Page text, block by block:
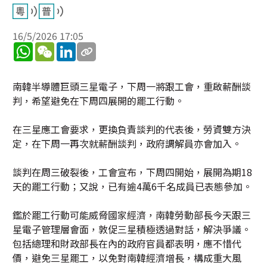
16/5/2026 17:05
WhatsApp
WeChatLinkedIn
南韓半導體巨頭三星電子，下周一將跟工會，重啟薪酬談
判，希望避免在下周四展開的罷工行動。
在三星應工會要求，更換負責談判的代表後，勞資雙方決
定，在下周一再次就薪酬談判，政府調解員亦會加入。
談判在周三破裂後，工會宣布，下周四開始，展開為期18
天的罷工行動；又說，已有逾4萬6千名成員已表態參加。
鑑於罷工行動可能威脅國家經濟，南韓勞動部長今天跟三
星電子管理層會面，敦促三星積極透過對話，解決爭議。
包括總理和財政部長在內的政府官員都表明，應不惜代
價，避免三星罷工，以免對南韓經濟增長，構成重大風